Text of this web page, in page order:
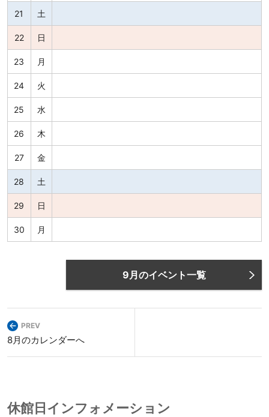
21 土
22 日
23 月
24 火
25 水
26 木
27 金
28 土
29 日
30 月
9月のイベント一覧
PREV
8月のカレンダーへ
休館日インフォメーション